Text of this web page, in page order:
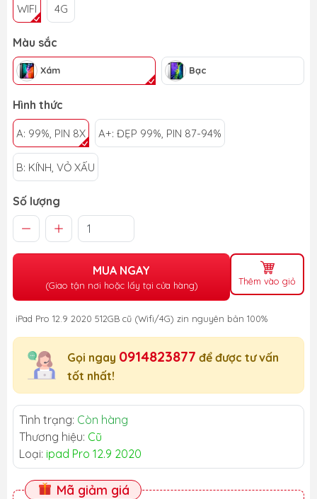
WIFI 4G
Màu sắc
Xám Bạc
Hình thức
A: 99%, PIN 8X A+: ĐẸP 99%, PIN 87-94%
B: KÍNH, VỎ XẤU
Số lượng
MUA NGAY
(Giao tận nơi hoặc lấy tại cửa hàng) Thêm vào giỏ
iPad Pro 12.9 2020 512GB cũ (Wifi/4G) zin nguyên bản 100%
Gọi ngay 0914823877 để được tư vấn
tốt nhất!
Tình trạng: Còn hàng
Thương hiệu: Cũ
Loại: ipad Pro 12.9 2020
Mã giảm giá